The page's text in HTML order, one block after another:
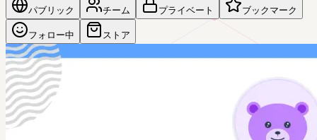
パブリック チーム プライベート ブックマーク
フォロー中 ストア